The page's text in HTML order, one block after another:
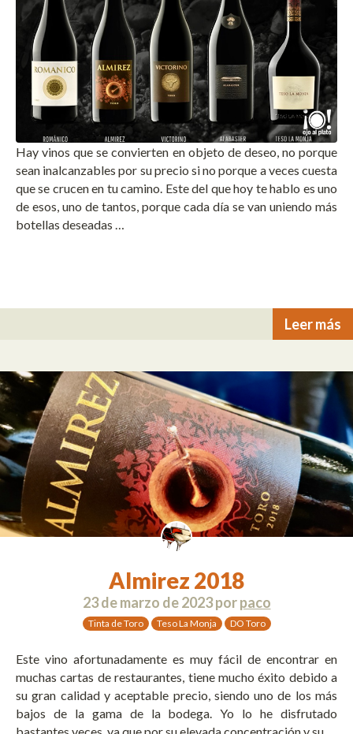
Hay vinos que se convierten en objeto de deseo, no porque
sean inalcanzables por su precio si no porque a veces cuesta
que se crucen en tu camino. Este del que hoy te hablo es uno
de esos, uno de tantos, porque cada día se van uniendo más
botellas deseadas …
Leer más
Almirez 2018
23 de marzo de 2023porpaco
Tinta de Toro Teso La Monja DO Toro
Este vino afortunadamente es muy fácil de encontrar en
muchas cartas de restaurantes, tiene mucho éxito debido a
su gran calidad y aceptable precio, siendo uno de los más
bajos de la gama de la bodega. Yo lo he disfrutado